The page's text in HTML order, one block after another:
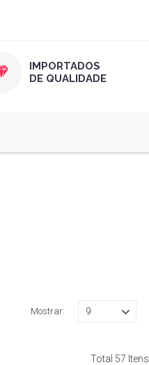
IMPORTADOS
DE QUALIDADE
Mostrar:
Total 57 Itens